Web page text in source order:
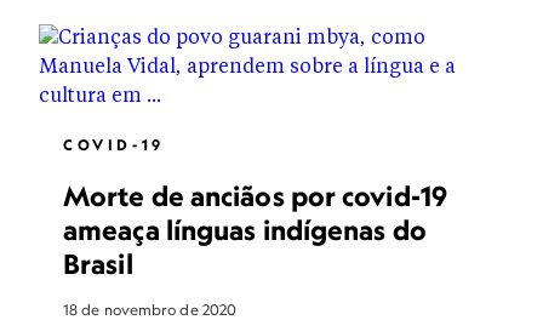
COVID-19
Morte de anciãos por covid-19
ameaça línguas indígenas do
Brasil
18 de novembro de 2020